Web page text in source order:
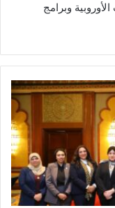
وبرامج